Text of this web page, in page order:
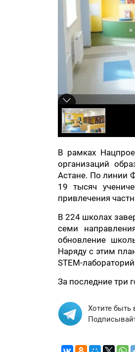
В рамках
организаций
Астане. По линии
19 тысяч
привлечения
В 224 школах
семи
обновление
Наряду с этим
STEM-
За последние три
Хотите быть